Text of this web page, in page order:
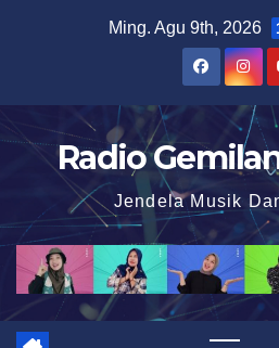
t
o
Ming. Agu 9th, 2026
Radio
Jendela Musik